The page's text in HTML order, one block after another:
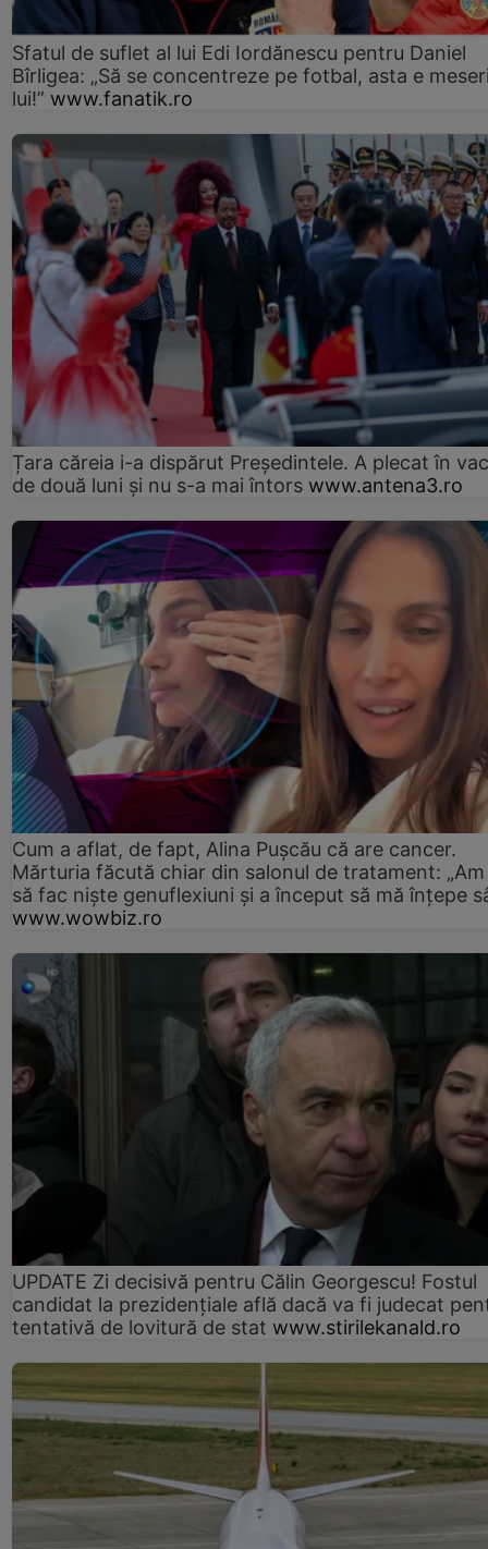
Sfatul de suflet al lui Edi Iordănescu pentru Daniel
Bîrligea: „Să se concentreze pe fotbal, asta e
lui!” www.fanatik.ro
Țara căreia i-a dispărut Președintele. A plecat în
de două luni și nu s-a mai întors www.antena3.ro
Cum a aflat, de fapt, Alina Pușcău că are cancer.
Mărturia făcută chiar din salonul de tratament:
să fac niște genuflexiuni și a început să mă înțepe
www.wowbiz.ro
UPDATE Zi decisivă pentru Călin Georgescu! Fostul
candidat la prezidențiale află dacă va fi judecat
tentativă de lovitură de stat www.stirilekanald.ro